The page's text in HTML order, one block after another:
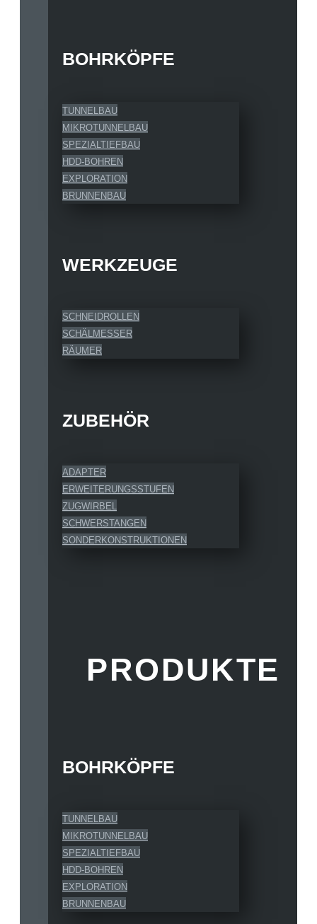
BOHRKÖPFE
TUNNELBAU
MIKROTUNNELBAU
SPEZIALTIEFBAU
HDD-BOHREN
EXPLORATION
BRUNNENBAU
WERKZEUGE
SCHNEIDROLLEN
SCHÄLMESSER
RÄUMER
ZUBEHÖR
ADAPTER
ERWEITERUNGSSTUFEN
ZUGWIRBEL
SCHWERSTANGEN
SONDERKONSTRUKTIONEN
PRODUKTE
BOHRKÖPFE
TUNNELBAU
MIKROTUNNELBAU
SPEZIALTIEFBAU
HDD-BOHREN
EXPLORATION
BRUNNENBAU